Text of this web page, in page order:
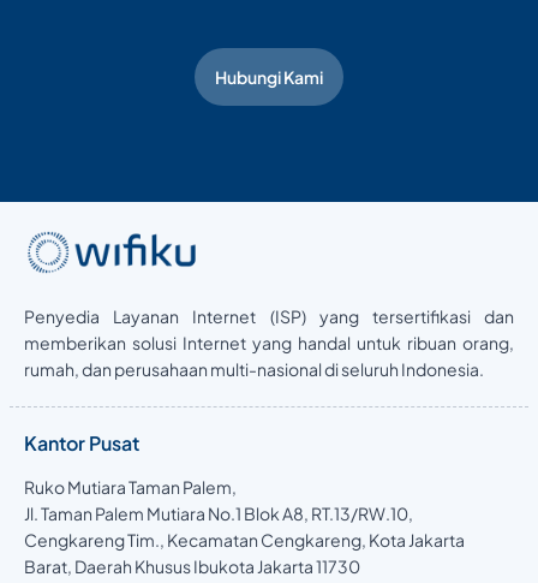
Hubungi Kami
Penyedia Layanan Internet (ISP) yang tersertifikasi dan
memberikan solusi Internet yang handal untuk ribuan orang,
rumah, dan perusahaan multi-nasional di seluruh Indonesia.
Kantor Pusat
Ruko Mutiara Taman Palem,
Jl. Taman Palem Mutiara No.1 Blok A8, RT.13/RW.10,
Cengkareng Tim., Kecamatan Cengkareng, Kota Jakarta
Barat, Daerah Khusus Ibukota Jakarta 11730